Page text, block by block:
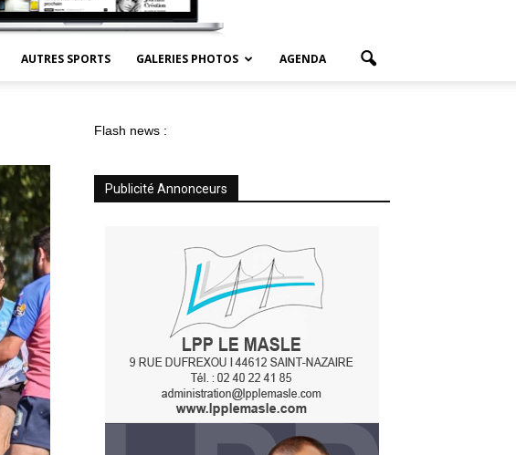
AUTRES SPORTS GALERIES PHOTOS AGENDA
Flash news :
Publicité Annonceurs